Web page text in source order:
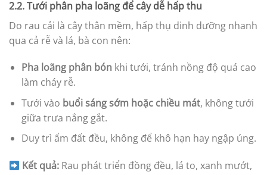
2.2. Tưới phân pha loãng để cây dễ hấp thu
Do rau cải là cây thân mềm, hấp thụ dinh dưỡng nhanh
qua cả rễ và lá, bà con nên:
Pha loãng phân bónkhi tưới, tránh nồng độ quá cao
làm cháy rễ.
Tưới vào buổi sáng sớm hoặc chiều mát, không tưới
giữa trưa nắng gắt.
Duy trì ẩm đất đều, không để khô hạn hay ngập úng.
Kết quả: Rau phát triển đồng đều, lá to, xanh mướt,